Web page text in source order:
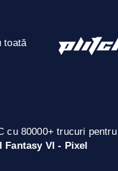
toată
cu 80000+ trucuri pentru
Fantasy VI - Pixel